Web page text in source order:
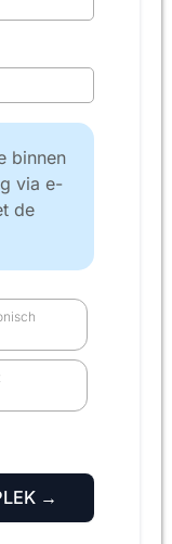
binnen
via e-
de
→